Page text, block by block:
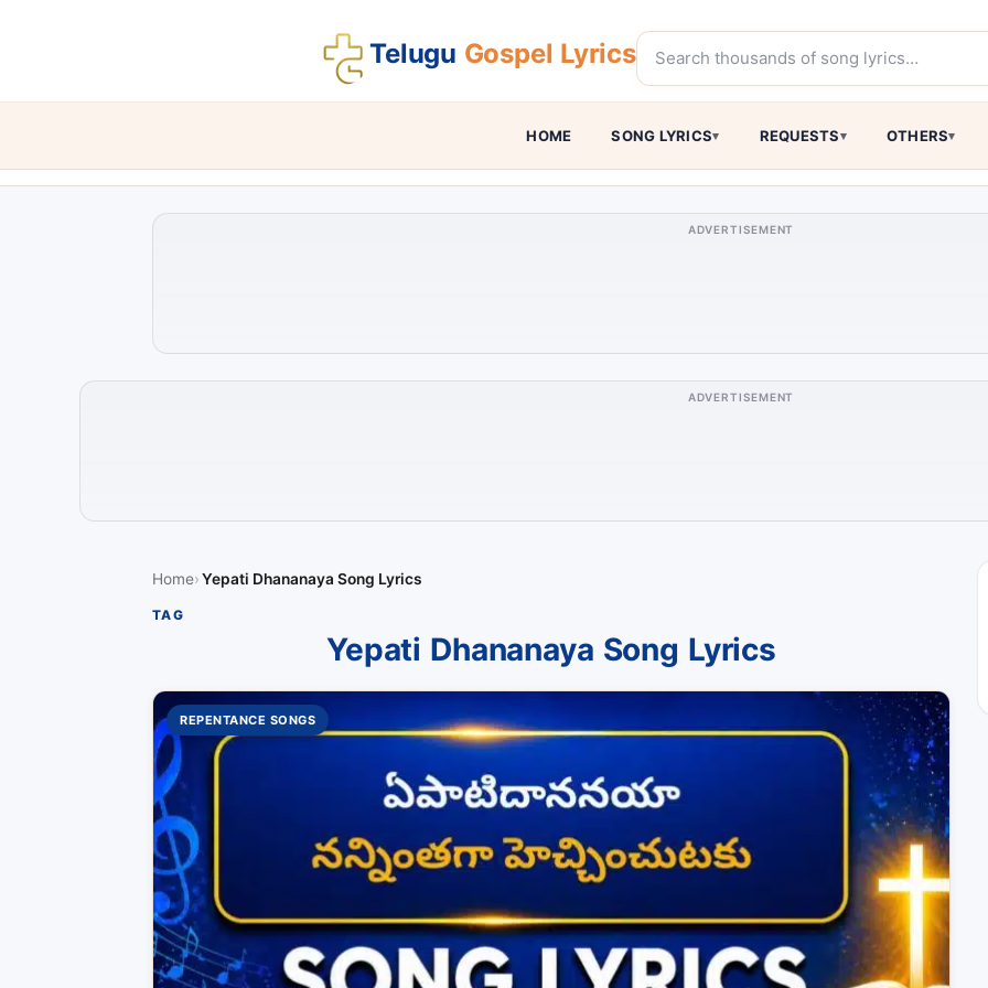
Telugu Gospel Lyrics
HOME SONG LYRICS REQUESTS OTHERS
ADVERTISEMENT
ADVERTISEMENT
Home Yepati Dhananaya Song Lyrics
TAG
Yepati Dhananaya Song Lyrics
REPENTANCE SONGS